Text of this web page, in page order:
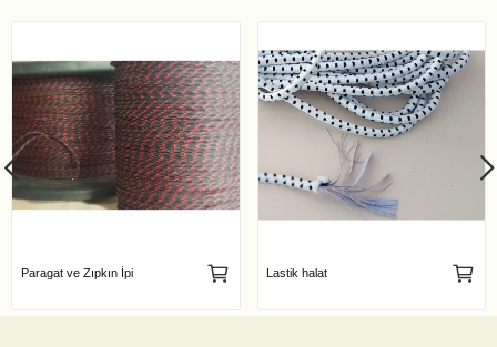
Paragat ve Zıpkın İpi Lastik halat